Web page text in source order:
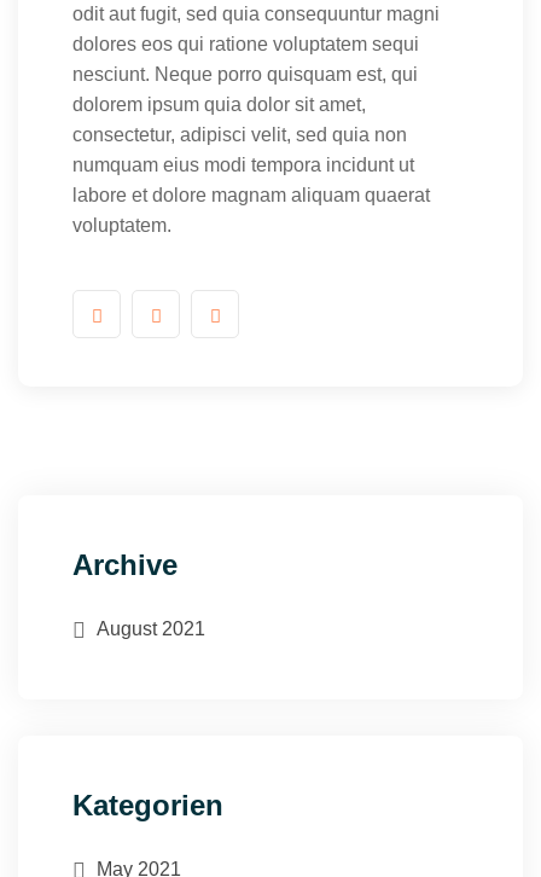
odit aut fugit, sed quia consequuntur magni
dolores eos qui ratione voluptatem sequi
nesciunt. Neque porro quisquam est, qui
dolorem ipsum quia dolor sit amet,
consectetur, adipisci velit, sed quia non
numquam eius modi tempora incidunt ut
labore et dolore magnam aliquam quaerat
voluptatem.
Archive
August 2021
Kategorien
May 2021